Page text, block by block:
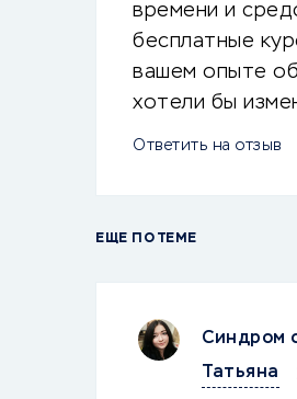
времени и
бесплатные
вашем опыте
хотели бы
Ответить на отзыв
ЕЩЕ ПО ТЕМЕ
Синдром
Татьяна